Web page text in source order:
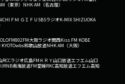
（東京） NHK AM（名古屋）
ＦＭ ＧＩＦＵ SBSラジオK-MIX SHIZUOKA
FM802FM大阪ラジオ関西Kiss FM KOBE
wbs和歌山放送NHK AM（大阪）
RCCラジオ広島FM ＫＲＹ山口放送エフエム山口
RNB南海放送FM愛媛RKC高知放送エフエム高知